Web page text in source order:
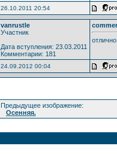
26.10.2011 20:54
vanrustle
Участник
Дата вступления: 23.03.2011
Комментарии: 181
24.09.2012 00:04
Предыдущее изображение:
Осенняя.